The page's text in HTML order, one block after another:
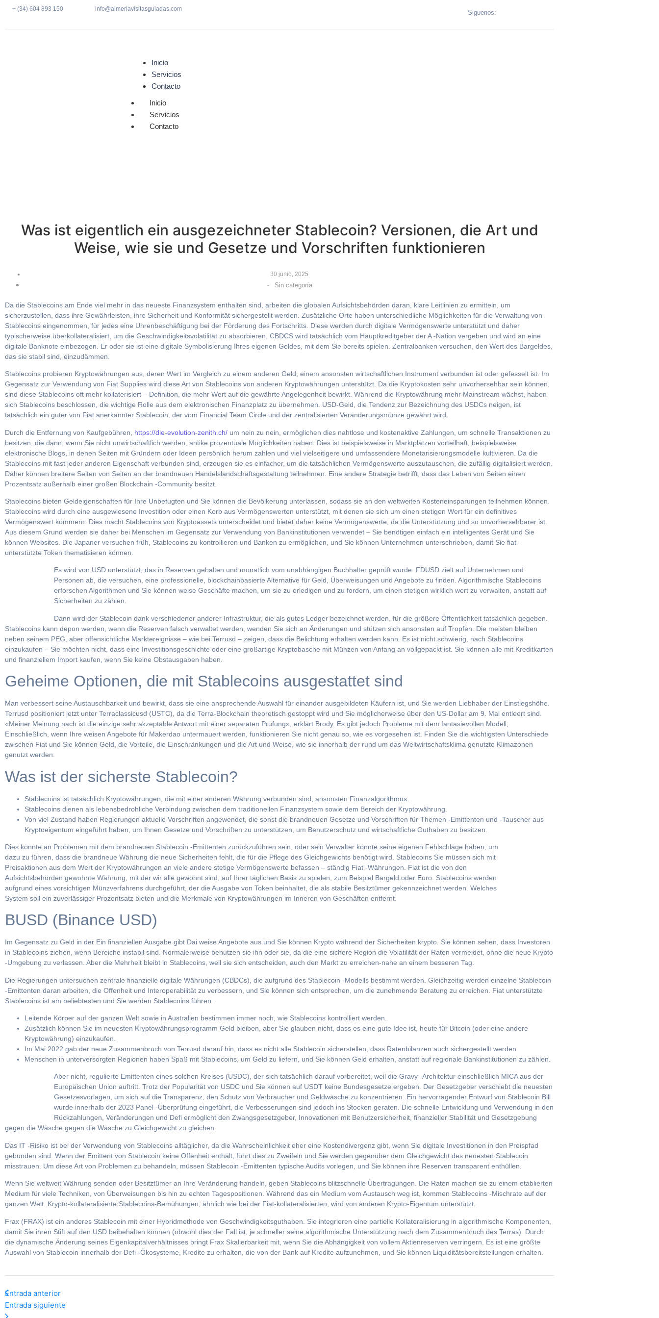
+ (34) 604 893 150 info@almeriavisitasguiadas.com Siguenos:
Inicio
Servicios
Contacto
Inicio
Servicios
Contacto
Was ist eigentlich ein ausgezeichneter Stablecoin? Versionen, die Art und
Weise, wie sie und Gesetze und Vorschriften funktionieren
30 junio, 2025
- Sin categoría
Da die Stablecoins am Ende viel mehr in das neueste Finanzsystem enthalten sind, arbeiten die globalen Aufsichtsbehörden daran, klare Leitlinien zu ermitteln, um
sicherzustellen, dass ihre Gewährleisten, ihre Sicherheit und Konformität sichergestellt werden. Zusätzliche Orte haben unterschiedliche Möglichkeiten für die Verwaltung von
Stablecoins eingenommen, für jedes eine Uhrenbeschäftigung bei der Förderung des Fortschritts. Diese werden durch digitale Vermögenswerte unterstützt und daher
typischerweise überkollateralisiert, um die Geschwindigkeitsvolatilität zu absorbieren. CBDCS wird tatsächlich vom Hauptkreditgeber der A -Nation vergeben und wird an eine
digitale Banknote einbezogen. Er oder sie ist eine digitale Symbolisierung Ihres eigenen Geldes, mit dem Sie bereits spielen. Zentralbanken versuchen, den Wert des Bargeldes,
das sie stabil sind, einzudämmen.
Stablecoins probieren Kryptowährungen aus, deren Wert im Vergleich zu einem anderen Geld, einem ansonsten wirtschaftlichen Instrument verbunden ist oder gefesselt ist. Im
Gegensatz zur Verwendung von Fiat Supplies wird diese Art von Stablecoins von anderen Kryptowährungen unterstützt. Da die Kryptokosten sehr unvorhersehbar sein können,
sind diese Stablecoins oft mehr kollaterisiert – Definition, die mehr Wert auf die gewährte Angelegenheit bewirkt. Während die Kryptowährung mehr Mainstream wächst, haben
sich Stablecoins beschlossen, die wichtige Rolle aus dem elektronischen Finanzplatz zu übernehmen. USD-Geld, die Tendenz zur Bezeichnung des USDCs neigen, ist
tatsächlich ein guter von Fiat anerkannter Stablecoin, der vom Financial Team Circle und der zentralisierten Veränderungsmünze gewährt wird.
Durch die Entfernung von Kaufgebühren, https://die-evolution-zenith.ch/ um nein zu nein, ermöglichen dies nahtlose und kostenaktive Zahlungen, um schnelle Transaktionen zu
besitzen, die dann, wenn Sie nicht unwirtschaftlich werden, antike prozentuale Möglichkeiten haben. Dies ist beispielsweise in Marktplätzen vorteilhaft, beispielsweise
elektronische Blogs, in denen Seiten mit Gründern oder Ideen persönlich herum zahlen und viel vielseitigere und umfassendere Monetarisierungsmodelle kultivieren. Da die
Stablecoins mit fast jeder anderen Eigenschaft verbunden sind, erzeugen sie es einfacher, um die tatsächlichen Vermögenswerte auszutauschen, die zufällig digitalisiert werden.
Daher können breitere Seiten von Seiten an der brandneuen Handelslandschaftsgestaltung teilnehmen. Eine andere Strategie betrifft, dass das Leben von Seiten einen
Prozentsatz außerhalb einer großen Blockchain -Community besitzt.
Stablecoins bieten Geldeigenschaften für Ihre Unbefugten und Sie können die Bevölkerung unterlassen, sodass sie an den weltweiten Kosteneinsparungen teilnehmen können.
Stablecoins wird durch eine ausgewiesene Investition oder einen Korb aus Vermögenswerten unterstützt, mit denen sie sich um einen stetigen Wert für ein definitives
Vermögenswert kümmern. Dies macht Stablecoins von Kryptoassets unterscheidet und bietet daher keine Vermögenswerte, da die Unterstützung und so unvorhersehbarer ist.
Aus diesem Grund werden sie daher bei Menschen im Gegensatz zur Verwendung von Bankinstitutionen verwendet – Sie benötigen einfach ein intelligentes Gerät und Sie
können Websites. Die Japaner versuchen früh, Stablecoins zu kontrollieren und Banken zu ermöglichen, und Sie können Unternehmen unterschrieben, damit Sie fiat-
unterstützte Token thematisieren können.
Es wird von USD unterstützt, das in Reserven gehalten und monatlich vom unabhängigen Buchhalter geprüft wurde. FDUSD zielt auf Unternehmen und
Personen ab, die versuchen, eine professionelle, blockchainbasierte Alternative für Geld, Überweisungen und Angebote zu finden. Algorithmische Stablecoins
erforschen Algorithmen und Sie können weise Geschäfte machen, um sie zu erledigen und zu fordern, um einen stetigen wirklich wert zu verwalten, anstatt auf
Sicherheiten zu zählen.
Dann wird der Stablecoin dank verschiedener anderer Infrastruktur, die als gutes Ledger bezeichnet werden, für die größere Öffentlichkeit tatsächlich gegeben.
Stablecoins kann depon werden, wenn die Reserven falsch verwaltet werden, wenden Sie sich an Änderungen und stützen sich ansonsten auf Tropfen. Die meisten bleiben
neben seinem PEG, aber offensichtliche Marktereignisse – wie bei Terrusd – zeigen, dass die Belichtung erhalten werden kann. Es ist nicht schwierig, nach Stablecoins
einzukaufen – Sie möchten nicht, dass eine Investitionsgeschichte oder eine großartige Kryptobasche mit Münzen von Anfang an vollgepackt ist. Sie können alle mit Kreditkarten
und finanziellem Import kaufen, wenn Sie keine Obstausgaben haben.
Geheime Optionen, die mit Stablecoins ausgestattet sind
Man verbessert seine Austauschbarkeit und bewirkt, dass sie eine ansprechende Auswahl für einander ausgebildeten Käufern ist, und Sie werden Liebhaber der Einstiegshöhe.
Terrusd positioniert jetzt unter Terraclassicusd (USTC), da die Terra-Blockchain theoretisch gestoppt wird und Sie möglicherweise über den US-Dollar am 9. Mai entleert sind.
«Meiner Meinung nach ist die einzige sehr akzeptable Antwort mit einer separaten Prüfung», erklärt Brody. Es gibt jedoch Probleme mit dem fantasievollen Modell;
Einschließlich, wenn Ihre weisen Angebote für Makerdao untermauert werden, funktionieren Sie nicht genau so, wie es vorgesehen ist. Finden Sie die wichtigsten Unterschiede
zwischen Fiat und Sie können Geld, die Vorteile, die Einschränkungen und die Art und Weise, wie sie innerhalb der rund um das Weltwirtschaftsklima genutzte Klimazonen
genutzt werden.
Was ist der sicherste Stablecoin?
Stablecoins ist tatsächlich Kryptowährungen, die mit einer anderen Währung verbunden sind, ansonsten Finanzalgorithmus.
Stablecoins dienen als lebensbedrohliche Verbindung zwischen dem traditionellen Finanzsystem sowie dem Bereich der Kryptowährung.
Von viel Zustand haben Regierungen aktuelle Vorschriften angewendet, die sonst die brandneuen Gesetze und Vorschriften für Themen -Emittenten und -Tauscher aus
Kryptoeigentum eingeführt haben, um Ihnen Gesetze und Vorschriften zu unterstützen, um Benutzerschutz und wirtschaftliche Guthaben zu besitzen.
Dies könnte an Problemen mit dem brandneuen Stablecoin -Emittenten zurückzuführen sein, oder sein Verwalter könnte seine eigenen Fehlschläge haben, um
dazu zu führen, dass die brandneue Währung die neue Sicherheiten fehlt, die für die Pflege des Gleichgewichts benötigt wird. Stablecoins Sie müssen sich mit
Preisaktionen aus dem Wert der Kryptowährungen an viele andere stetige Vermögenswerte befassen – ständig Fiat -Währungen. Fiat ist die von den
Aufsichtsbehörden gewohnte Währung, mit der wir alle gewohnt sind, auf Ihrer täglichen Basis zu spielen, zum Beispiel Bargeld oder Euro. Stablecoins werden
aufgrund eines vorsichtigen Münzverfahrens durchgeführt, der die Ausgabe von Token beinhaltet, die als stabile Besitztümer gekennzeichnet werden. Welches
System soll ein zuverlässiger Prozentsatz bieten und die Merkmale von Kryptowährungen im Inneren von Geschäften entfernt.
BUSD (Binance USD)
Im Gegensatz zu Geld in der Ein finanziellen Ausgabe gibt Dai weise Angebote aus und Sie können Krypto während der Sicherheiten krypto. Sie können sehen, dass Investoren
in Stablecoins ziehen, wenn Bereiche instabil sind. Normalerweise benutzen sie ihn oder sie, da die eine sichere Region die Volatilität der Raten vermeidet, ohne die neue Krypto
-Umgebung zu verlassen. Aber die Mehrheit bleibt in Stablecoins, weil sie sich entscheiden, auch den Markt zu erreichen-nahe an einem besseren Tag.
Die Regierungen untersuchen zentrale finanzielle digitale Währungen (CBDCs), die aufgrund des Stablecoin -Modells bestimmt werden. Gleichzeitig werden einzelne Stablecoin
-Emittenten daran arbeiten, die Offenheit und Interoperabilität zu verbessern, und Sie können sich entsprechen, um die zunehmende Beratung zu erreichen. Fiat unterstützte
Stablecoins ist am beliebtesten und Sie werden Stablecoins führen.
Leitende Körper auf der ganzen Welt sowie in Australien bestimmen immer noch, wie Stablecoins kontrolliert werden.
Zusätzlich können Sie im neuesten Kryptowährungsprogramm Geld bleiben, aber Sie glauben nicht, dass es eine gute Idee ist, heute für Bitcoin (oder eine andere
Kryptowährung) einzukaufen.
Im Mai 2022 gab der neue Zusammenbruch von Terrusd darauf hin, dass es nicht alle Stablecoin sicherstellen, dass Ratenbilanzen auch sichergestellt werden.
Menschen in unterversorgten Regionen haben Spaß mit Stablecoins, um Geld zu liefern, und Sie können Geld erhalten, anstatt auf regionale Bankinstitutionen zu zählen.
Aber nicht, regulierte Emittenten eines solchen Kreises (USDC), der sich tatsächlich darauf vorbereitet, weil die Gravy -Architektur einschließlich MICA aus der
Europäischen Union auftritt. Trotz der Popularität von USDC und Sie können auf USDT keine Bundesgesetze ergeben. Der Gesetzgeber verschiebt die neuesten
Gesetzesvorlagen, um sich auf die Transparenz, den Schutz von Verbraucher und Geldwäsche zu konzentrieren. Ein hervorragender Entwurf von Stablecoin Bill
wurde innerhalb der 2023 Panel -Überprüfung eingeführt, die Verbesserungen sind jedoch ins Stocken geraten. Die schnelle Entwicklung und Verwendung in den
Rückzahlungen, Veränderungen und Defi ermöglicht den Zwangsgesetzgeber, Innovationen mit Benutzersicherheit, finanzieller Stabilität und Gesetzgebung
gegen die Wäsche gegen die Wäsche zu Gleichgewicht zu gleichen.
Das IT -Risiko ist bei der Verwendung von Stablecoins alltäglicher, da die Wahrscheinlichkeit eher eine Kostendivergenz gibt, wenn Sie digitale Investitionen in den Preispfad
gebunden sind. Wenn der Emittent von Stablecoin keine Offenheit enthält, führt dies zu Zweifeln und Sie werden gegenüber dem Gleichgewicht des neuesten Stablecoin
misstrauen. Um diese Art von Problemen zu behandeln, müssen Stablecoin -Emittenten typische Audits vorlegen, und Sie können ihre Reserven transparent enthüllen.
Wenn Sie weltweit Währung senden oder Besitztümer an Ihre Veränderung handeln, geben Stablecoins blitzschnelle Übertragungen. Die Raten machen sie zu einem etablierten
Medium für viele Techniken, von Überweisungen bis hin zu echten Tagespositionen. Während das ein Medium vom Austausch weg ist, kommen Stablecoins -Mischrate auf der
ganzen Welt. Krypto-kollateralisierte Stablecoins-Bemühungen, ähnlich wie bei der Fiat-kollateralisierten, wird von anderen Krypto-Eigentum unterstützt.
Frax (FRAX) ist ein anderes Stablecoin mit einer Hybridmethode von Geschwindigkeitsguthaben. Sie integrieren eine partielle Kollateralisierung in algorithmische Komponenten,
damit Sie ihren Stift auf den USD beibehalten können (obwohl dies der Fall ist, je schneller seine algorithmische Unterstützung nach dem Zusammenbruch des Terras). Durch
die dynamische Änderung seines Eigenkapitalverhältnisses bringt Frax Skalierbarkeit mit, wenn Sie die Abhängigkeit von vollem Aktienreserven verringern. Es ist eine größte
Auswahl von Stablecoin innerhalb der Defi -Ökosysteme, Kredite zu erhalten, die von der Bank auf Kredite aufzunehmen, und Sie können Liquiditätsbereitstellungen erhalten.
Entrada anterior
Entrada siguiente